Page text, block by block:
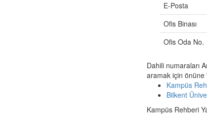
E-Posta
Ofis Binası
Ofis Oda No.
Dahili numaraları
aramak için
Kampüs
Bilkent
Kampüs Rehberi